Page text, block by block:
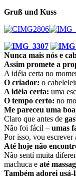
Gruß und Kuss
Nunca mais nós e
Assim promete a
A idéia certa no
O criador: o
A idéia certa: uma
O tempo certo: no
Me pareceu uma
Claro que antes de
Não foi fácil – umas
Por isso, vou
Até hoje não
Não sentí muita
machuca e até
Também adorei